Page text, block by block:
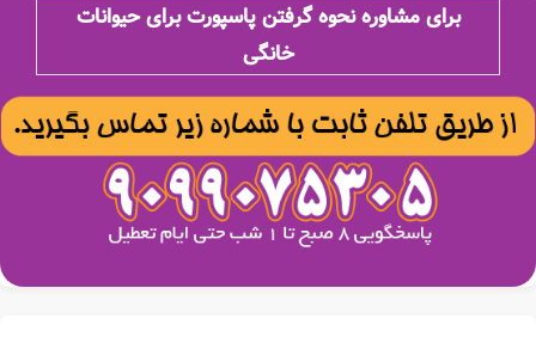
برای مشاوره نحوه گرفتن پاسپورت برای حیوانات
خانگی